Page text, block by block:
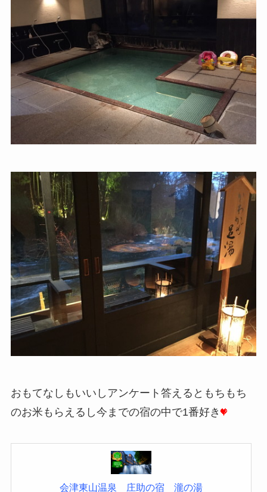
おもてなしもいいしアンケート答えるともちもち
のお米もらえるし今までの宿の中で1番好き
会津東山温泉 庄助の宿 瀧の湯